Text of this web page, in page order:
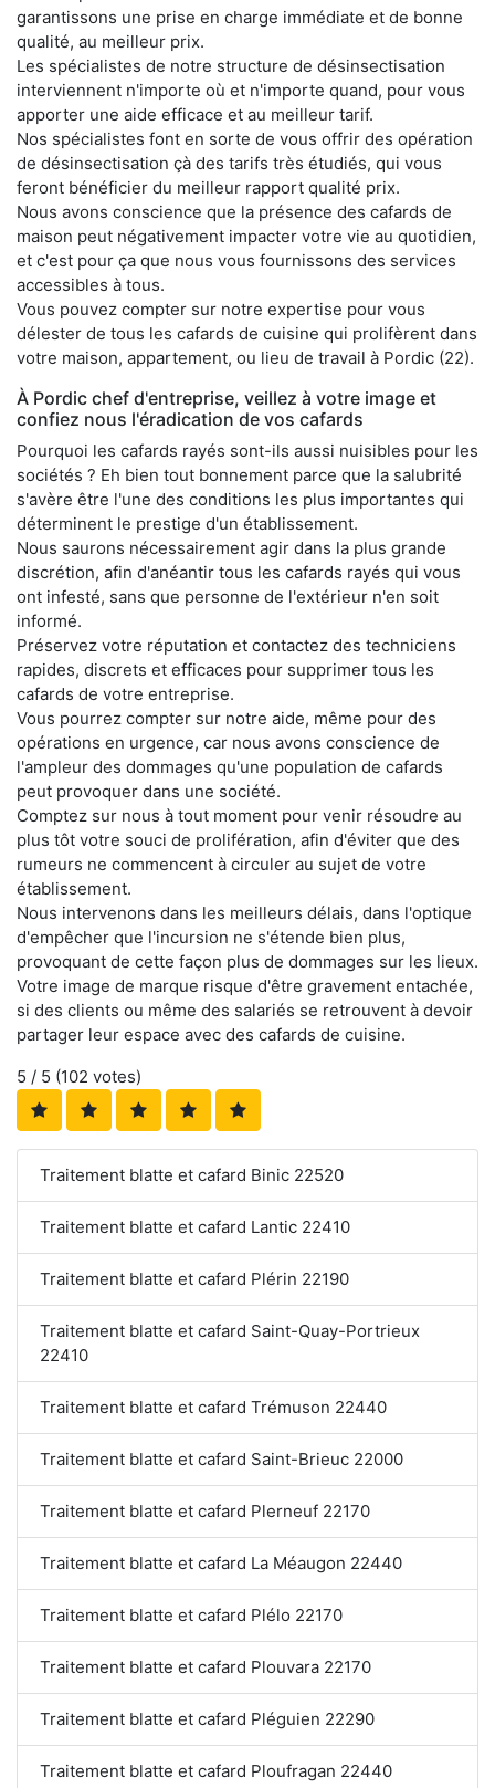
garantissons une prise en charge immédiate et de bonne
qualité, au meilleur prix.
Les spécialistes de notre structure de désinsectisation
interviennent n'importe où et n'importe quand, pour vous
apporter une aide efficace et au meilleur tarif.
Nos spécialistes font en sorte de vous offrir des opération
de désinsectisation çà des tarifs très étudiés, qui vous
feront bénéficier du meilleur rapport qualité prix.
Nous avons conscience que la présence des cafards de
maison peut négativement impacter votre vie au quotidien,
et c'est pour ça que nous vous fournissons des services
accessibles à tous.
Vous pouvez compter sur notre expertise pour vous
délester de tous les cafards de cuisine qui prolifèrent dans
votre maison, appartement, ou lieu de travail à Pordic (22).
À Pordic chef d'entreprise, veillez à votre image et
confiez nous l'éradication de vos cafards
Pourquoi les cafards rayés sont-ils aussi nuisibles pour les
sociétés ? Eh bien tout bonnement parce que la salubrité
s'avère être l'une des conditions les plus importantes qui
déterminent le prestige d'un établissement.
Nous saurons nécessairement agir dans la plus grande
discrétion, afin d'anéantir tous les cafards rayés qui vous
ont infesté, sans que personne de l'extérieur n'en soit
informé.
Préservez votre réputation et contactez des techniciens
rapides, discrets et efficaces pour supprimer tous les
cafards de votre entreprise.
Vous pourrez compter sur notre aide, même pour des
opérations en urgence, car nous avons conscience de
l'ampleur des dommages qu'une population de cafards
peut provoquer dans une société.
Comptez sur nous à tout moment pour venir résoudre au
plus tôt votre souci de prolifération, afin d'éviter que des
rumeurs ne commencent à circuler au sujet de votre
établissement.
Nous intervenons dans les meilleurs délais, dans l'optique
d'empêcher que l'incursion ne s'étende bien plus,
provoquant de cette façon plus de dommages sur les lieux.
Votre image de marque risque d'être gravement entachée,
si des clients ou même des salariés se retrouvent à devoir
partager leur espace avec des cafards de cuisine.
5 / 5 (102 votes)
Traitement blatte et cafard Binic 22520
Traitement blatte et cafard Lantic 22410
Traitement blatte et cafard Plérin 22190
Traitement blatte et cafard Saint-Quay-Portrieux
22410
Traitement blatte et cafard Trémuson 22440
Traitement blatte et cafard Saint-Brieuc 22000
Traitement blatte et cafard Plerneuf 22170
Traitement blatte et cafard La Méaugon 22440
Traitement blatte et cafard Plélo 22170
Traitement blatte et cafard Plouvara 22170
Traitement blatte et cafard Pléguien 22290
Traitement blatte et cafard Ploufragan 22440